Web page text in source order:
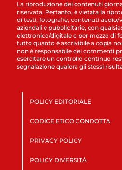
La riproduzione dei contenuti
riservata. Pertanto, è vietata la
di testi, fotografie, contenuti audio/
aziendali e pubblicitarie, con
elettronico/digitale o per mezzo di
tutto quanto è ascrivibile a copia
non è responsabile dei commenti
esercitare un controllo continuo
segnalazione qualora gli stessi
POLICY EDITORIALE
CODICE ETICO CONDOTTA
PRIVACY POLICY
POLICY DIVERSITÀ